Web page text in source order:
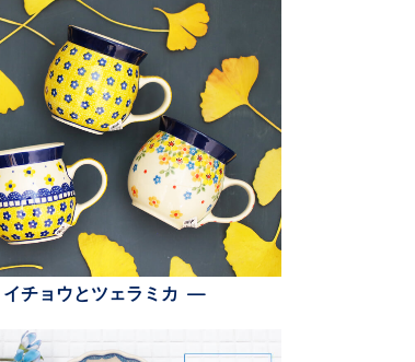
イチョウとツェラミカ —